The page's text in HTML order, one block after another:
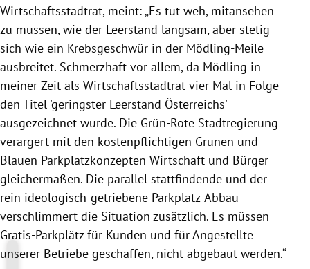
Wirtschaftsstadtrat, meint: „Es tut weh, mitansehen
zu müssen, wie der Leerstand langsam, aber stetig
sich wie ein Krebsgeschwür in der Mödling-Meile
ausbreitet. Schmerzhaft vor allem, da Mödling in
meiner Zeit als Wirtschaftsstadtrat vier Mal in Folge
den Titel 'geringster Leerstand Österreichs'
ausgezeichnet wurde. Die Grün-Rote Stadtregierung
verärgert mit den kostenpflichtigen Grünen und
Blauen Parkplatzkonzepten Wirtschaft und Bürger
gleichermaßen. Die parallel stattfindende und der
rein ideologisch-getriebene Parkplatz-Abbau
verschlimmert die Situation zusätzlich. Es müssen
Gratis-Parkplätz für Kunden und für Angestellte
unserer Betriebe geschaffen, nicht abgebaut werden.“